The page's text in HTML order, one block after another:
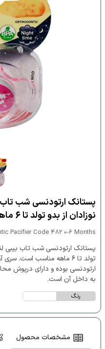
نوزادان از بدو تولد تا 6 ماهه
Pacifier Code 482 0-6 Months
تولد تا ۶ ماهه مناسب است.
ارتودنسی بوده و دارای درپوش
به داخل آن است.
رنگ
مشخصات محصول